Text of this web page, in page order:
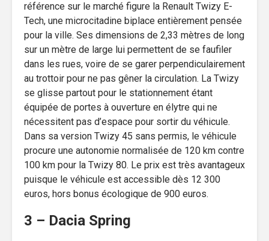
référence sur le marché figure la Renault Twizy E-
Tech, une microcitadine biplace entièrement pensée
pour la ville. Ses dimensions de 2,33 mètres de long
sur un mètre de large lui permettent de se faufiler
dans les rues, voire de se garer perpendiculairement
au trottoir pour ne pas gêner la circulation. La Twizy
se glisse partout pour le stationnement étant
équipée de portes à ouverture en élytre qui ne
nécessitent pas d’espace pour sortir du véhicule.
Dans sa version Twizy 45 sans permis, le véhicule
procure une autonomie normalisée de 120 km contre
100 km pour la Twizy 80. Le prix est très avantageux
puisque le véhicule est accessible dès 12 300
euros, hors bonus écologique de 900 euros.
3 – Dacia Spring